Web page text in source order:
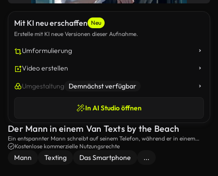
Mit KI neu erschaffen Neu
Erstelle mit KI neue Versionen dieser Aufnahme.
Umformulierung
Video erstellen
Umgestaltung Demnächst verfügbar
In AI Studio öffnen
Der Mann in einem Van Texts by the Beach
Ein entspannter Mann schreibt auf seinem Telefon, während er in einem
Vintage-Van am Meer sitzt.
Kostenlose kommerzielle Nutzungsrechte
Mann Texting Das Smartphone ...